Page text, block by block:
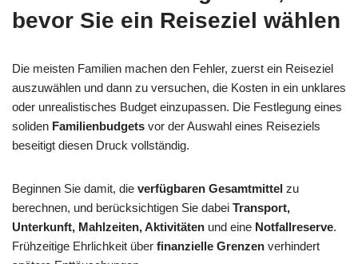
bevor Sie ein Reiseziel wählen
Die meisten Familien machen den Fehler, zuerst ein Reiseziel
auszuwählen und dann zu versuchen, die Kosten in ein unklares
oder unrealistisches Budget einzupassen. Die Festlegung eines
soliden Familienbudgets vor der Auswahl eines Reiseziels
beseitigt diesen Druck vollständig.
Beginnen Sie damit, die verfügbaren Gesamtmittel zu
berechnen, und berücksichtigen Sie dabei Transport,
Unterkunft, Mahlzeiten, Aktivitäten und eine Notfallreserve.
Frühzeitige Ehrlichkeit über finanzielle Grenzen verhindert